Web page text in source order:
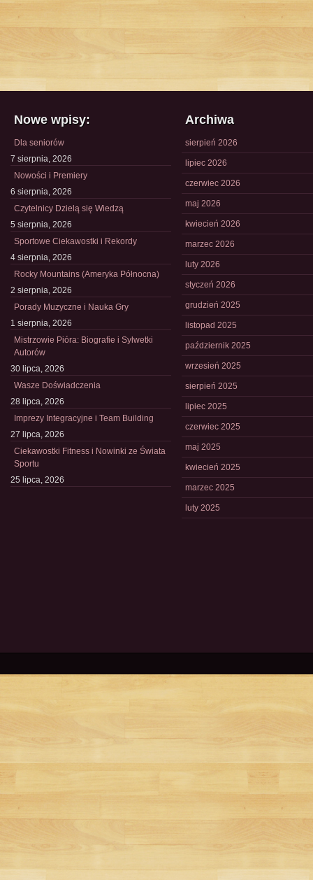
Nowe wpisy:
Dla seniorów
7 sierpnia, 2026
Nowości i Premiery
6 sierpnia, 2026
Czytelnicy Dzielą się Wiedzą
5 sierpnia, 2026
Sportowe Ciekawostki i Rekordy
4 sierpnia, 2026
Rocky Mountains (Ameryka Północna)
2 sierpnia, 2026
Porady Muzyczne i Nauka Gry
1 sierpnia, 2026
Mistrzowie Pióra: Biografie i Sylwetki
Autorów
30 lipca, 2026
Wasze Doświadczenia
28 lipca, 2026
Imprezy Integracyjne i Team Building
27 lipca, 2026
Ciekawostki Fitness i Nowinki ze Świata
Sportu
25 lipca, 2026
Archiwa
sierpień 2026
lipiec 2026
czerwiec 2026
maj 2026
kwiecień 2026
marzec 2026
luty 2026
styczeń 2026
grudzień 2025
listopad 2025
październik 2025
wrzesień 2025
sierpień 2025
lipiec 2025
czerwiec 2025
maj 2025
kwiecień 2025
marzec 2025
luty 2025